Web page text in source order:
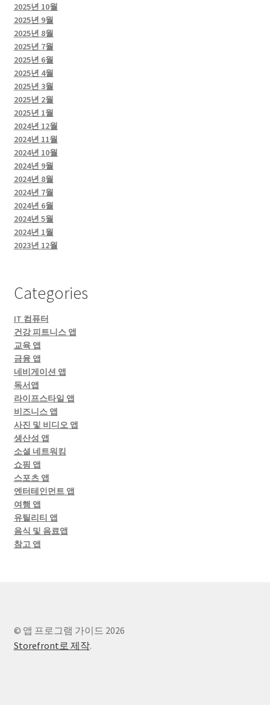
2025년 10월
2025년 9월
2025년 8월
2025년 7월
2025년 6월
2025년 4월
2025년 3월
2025년 2월
2025년 1월
2024년 12월
2024년 11월
2024년 10월
2024년 9월
2024년 8월
2024년 7월
2024년 6월
2024년 5월
2024년 1월
2023년 12월
Categories
IT 컴퓨터
건강 피트니스 앱
교육 앱
금융 앱
네비게이션 앱
독서앱
라이프스타일 앱
비즈니스 앱
사진 및 비디오 앱
생산성 앱
소셜 네트워킹
쇼핑 앱
스포츠 앱
엔터테인먼트 앱
여행 앱
유틸리티 앱
음식 및 음료앱
참고 앱
© 앱 프로그램 가이드 2026
Storefront로 제작.